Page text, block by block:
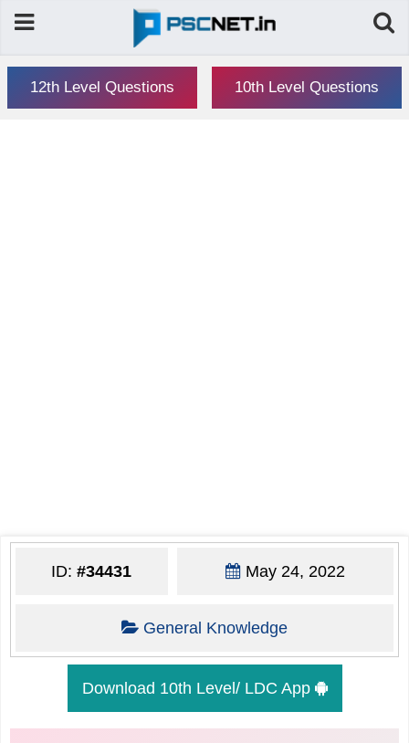
12th Level Questions 10th Level Questions
ID:#34431 May 24, 2022
General Knowledge
Download 10th Level/ LDC App